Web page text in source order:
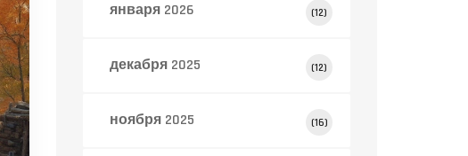
января 2026 (12)
декабря 2025 (12)
ноября 2025 (16)